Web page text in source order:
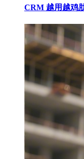
CRM 越用越鸡